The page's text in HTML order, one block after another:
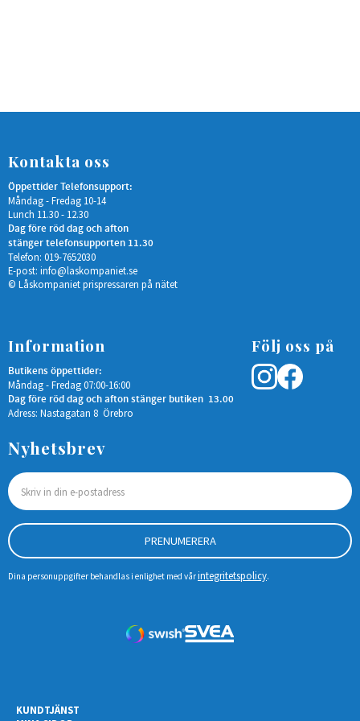
Kontakta oss
Öppettider Telefonsupport:
Måndag - Fredag 10-14
Lunch 11.30 - 12.30
Dag före röd dag och afton
stänger telefonsupporten 11.30
Telefon: 019-7652030
E-post: info@laskompaniet.se
© Låskompaniet prispressaren på nätet
Information
Butikens öppettider:
Måndag - Fredag 07:00-16:00
Dag före röd dag och afton stänger butiken 13.00
Adress: Nastagatan 8 Örebro
Följ oss på
Nyhetsbrev
PRENUMERERA
Dina personuppgifter behandlas i enlighet med vårintegritetspolicy.
KUNDTJÄNST